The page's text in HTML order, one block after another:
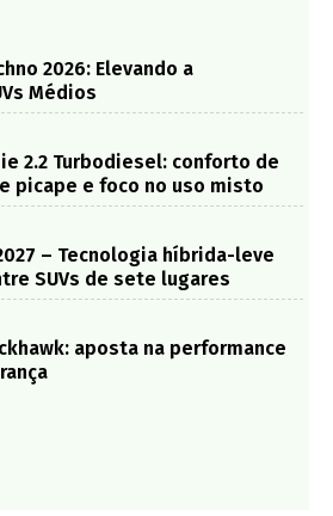
2026: Elevando a
Médios
2.2 Turbodiesel: conforto de
picape e foco no uso misto
– Tecnologia híbrida-leve
SUVs de sete lugares
aposta na performance